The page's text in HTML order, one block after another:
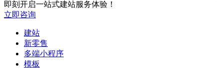
即刻开启一站式建站服务体验！
立即咨询
建站
新零售
多端小程序
模板